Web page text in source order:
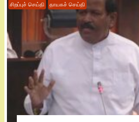
சிறப்புச் செய்தி தாயகச் செய்தி